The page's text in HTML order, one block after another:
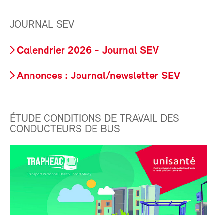
JOURNAL SEV
Calendrier 2026 - Journal SEV
Annonces : Journal/newsletter SEV
ÉTUDE CONDITIONS DE TRAVAIL DES
CONDUCTEURS DE BUS